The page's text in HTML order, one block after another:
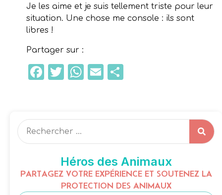
Je les aime et je suis tellement triste pour leur
situation. Une chose me console : ils sont
libres !
Partager sur :
Facebook
Twitter
WhatsApp
Email
Héros des Animaux
PARTAGEZ VOTRE EXPÉRIENCE ET SOUTENEZ LA
PROTECTION DES ANIMAUX